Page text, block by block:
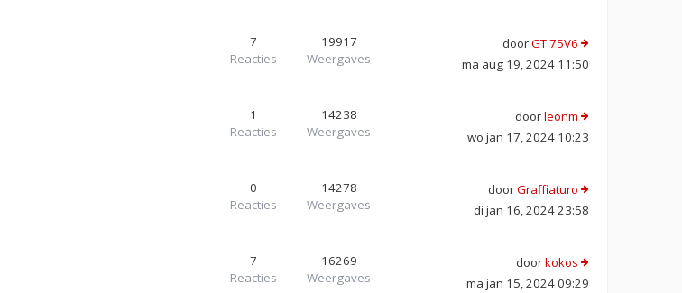
7
Reacties
19917
Weergaves
doorGT 75V6
ma aug 19, 2024 11:50
1
Reacties
14238
Weergaves
doorleonm
wo jan 17, 2024 10:23
0
Reacties
14278
Weergaves
doorGraffiaturo
di jan 16, 2024 23:58
7
Reacties
16269
Weergaves
doorkokos
ma jan 15, 2024 09:29